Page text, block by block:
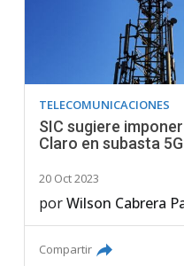
TELECOMUNICACIONES
SIC sugiere
Claro en subasta 5G
20 Oct 2023
porWilson Cabrera
Compartir